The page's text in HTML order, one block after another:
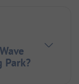
Park?